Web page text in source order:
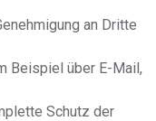
an Dritte
Beispiel über E-Mail,
Schutz der